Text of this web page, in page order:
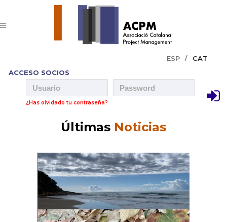
ESP
CAT
ACCESO SOCIOS
¿Has olvidado tu contraseña?
Últimas Noticias